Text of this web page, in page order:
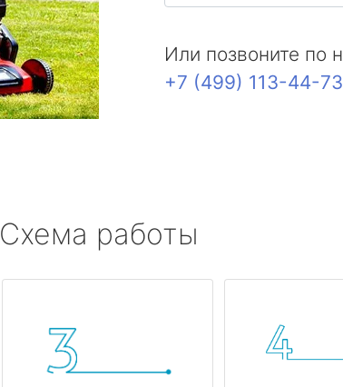
Или позвоните по
+7 (499) 113-44-73
Схема работы